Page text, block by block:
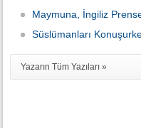
Maymuna, İngiliz
Süslümanları
Yazarın Tüm Yazıları »